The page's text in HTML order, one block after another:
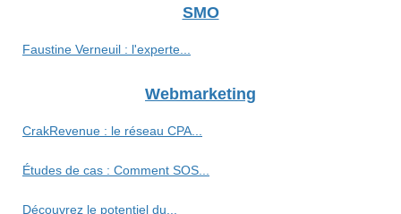
SMO
Faustine Verneuil : l'experte...
Webmarketing
CrakRevenue : le réseau CPA...
Études de cas : Comment SOS...
Découvrez le potentiel du...